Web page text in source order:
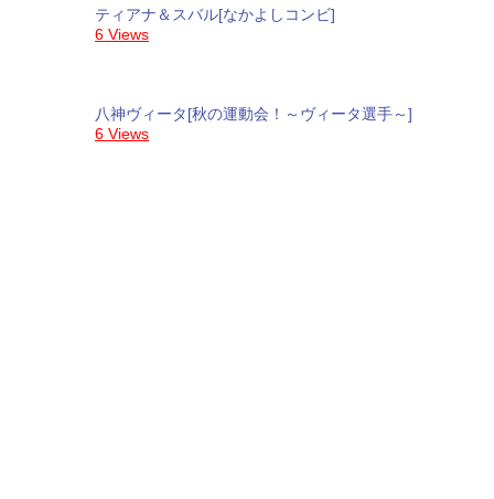
ティアナ＆スバル[なかよしコンビ]
6 Views
八神ヴィータ[秋の運動会！～ヴィータ選手～]
6 Views